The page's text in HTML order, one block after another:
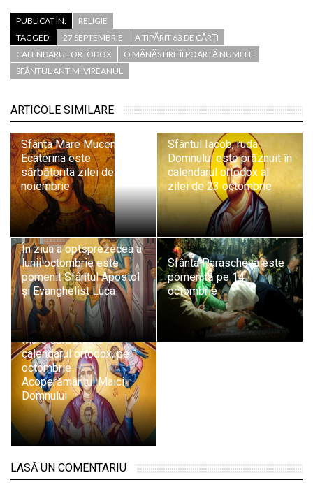
PUBLICAT ÎN:
RELIGIE
TAGGED:
27 SEPTEMBRIE
A TIPĂRIT 63 DE CĂRȚI
CALENDARUL ORTODOX
O MĂNĂSTIRE ÎI POARTĂ NUMELE
SFÂNTUL ANTIM IVIREANUL
ARTICOLE SIMILARE
Sfânta Mare Muceniță
Ecaterina este
sărbătorita zilei de 25
noiembrie
Sfântul Iacob, ruda
Domnului este prăznuit în
calendarul ortodox al
zilei de 23 octombrie
În ziua a optsprezecea a
lunii octombrie este
pomenit Sfântul Apostol
și Evanghelist Luca
Sfânta Parascheva este
pomenită pe 14
octombrie
Mare sărbătoare în
calendarul ortodox, pe 1
octombrie –
Acoperământul Maicii
Domnului
LASĂ UN COMENTARIU